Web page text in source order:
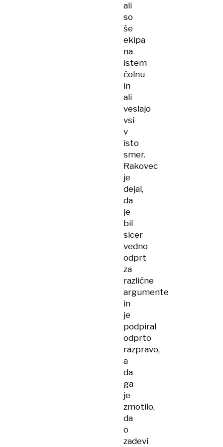
ali
so
še
ekipa
na
istem
čolnu
in
ali
veslajo
vsi
v
isto
smer.
Rakovec
je
dejal,
da
je
bil
sicer
vedno
odprt
za
različne
argumente
in
je
podpiral
odprto
razpravo,
a
da
ga
je
zmotilo,
da
o
zadevi